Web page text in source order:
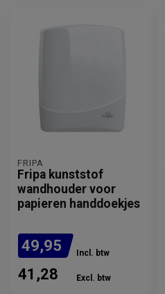
FRIPA
Fripa kunststof
wandhouder voor
papieren handdoekjes
49,95 Incl. btw
41,28 Excl. btw